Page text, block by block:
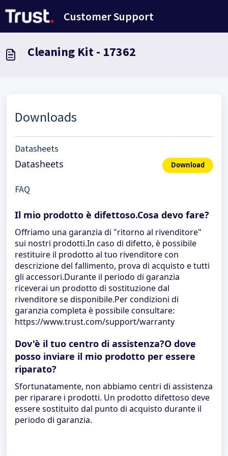
Customer Support
Cleaning Kit - 17362
Downloads
Datasheets
Datasheets Download
FAQ
Il mio prodotto è difettoso.Cosa devo fare?
Offriamo una garanzia di "ritorno al rivenditore"
sui nostri prodotti.In caso di difetto, è possibile
restituire il prodotto al tuo rivenditore con
descrizione del fallimento, prova di acquisto e tutti
gli accessori.Durante il periodo di garanzia
riceverai un prodotto di sostituzione dal
rivenditore se disponibile.Per condizioni di
garanzia completa è possibile consultare:
https://www.trust.com/support/warranty
Dov'è il tuo centro di assistenza?O dove
posso inviare il mio prodotto per essere
riparato?
Sfortunatamente, non abbiamo centri di assistenza
per riparare i prodotti. Un prodotto difettoso deve
essere sostituito dal punto di acquisto durante il
periodo di garanzia.